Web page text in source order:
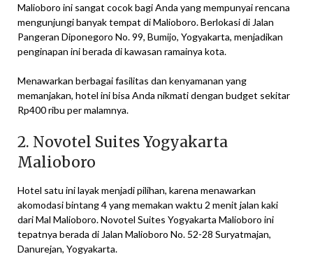
Malioboro ini sangat cocok bagi Anda yang mempunyai rencana
mengunjungi banyak tempat di Malioboro. Berlokasi di Jalan
Pangeran Diponegoro No. 99, Bumijo, Yogyakarta, menjadikan
penginapan ini berada di kawasan ramainya kota.
Menawarkan berbagai fasilitas dan kenyamanan yang
memanjakan, hotel ini bisa Anda nikmati dengan budget sekitar
Rp400 ribu per malamnya.
2. Novotel Suites Yogyakarta
Malioboro
Hotel satu ini layak menjadi pilihan, karena menawarkan
akomodasi bintang 4 yang memakan waktu 2 menit jalan kaki
dari Mal Malioboro. Novotel Suites Yogyakarta Malioboro ini
tepatnya berada di Jalan Malioboro No. 52-28 Suryatmajan,
Danurejan, Yogyakarta.